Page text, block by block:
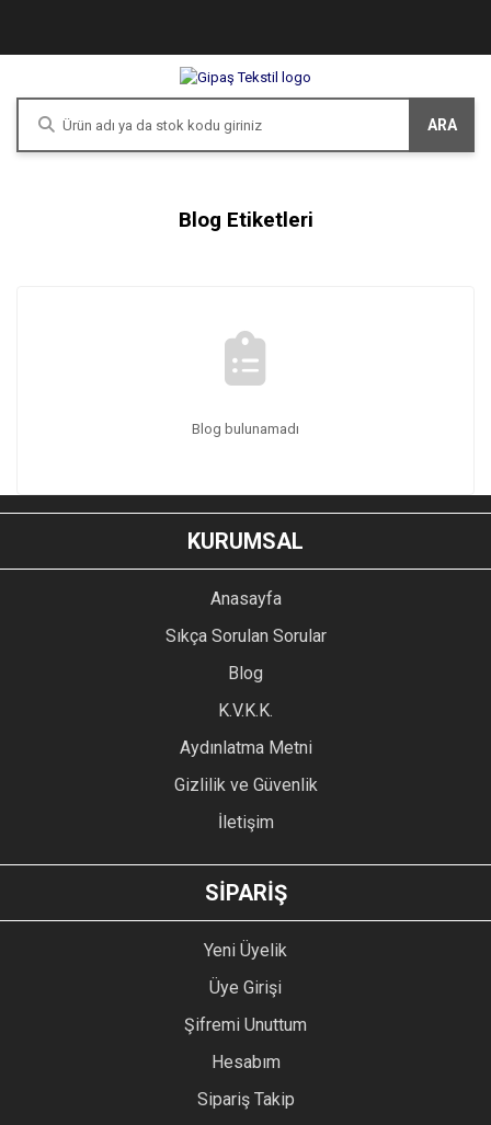
ARA
Blog Etiketleri
Blog bulunamadı
KURUMSAL
Anasayfa
Sıkça Sorulan Sorular
Blog
K.V.K.K.
Aydınlatma Metni
Gizlilik ve Güvenlik
İletişim
SİPARİŞ
Yeni Üyelik
Üye Girişi
Şifremi Unuttum
Hesabım
Sipariş Takip